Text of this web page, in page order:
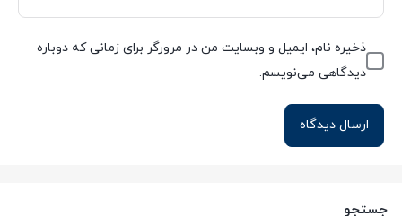
جستجو
ذخیره نام، ایمیل و وبسایت من در مرورگر برای زمانی که دوباره
دیدگاهی می‌نویسم.